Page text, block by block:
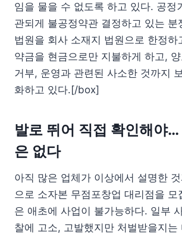
임을 물을 수 없도록 하고 있다. 공정
관되게 불공정약관 결정하고 있는 분
법원을 회사 소재지 법원으로 한정하
약금을 현금으로만 지불하게 하고,
거부, 운영과 관련된 사소한 것까지
화하고 있다.[/box]
발로 뛰어 직접 확인해야…
은 없다
아직 많은 업체가 이상에서 설명한
으로 소자본 무점포창업 대리점을 모
은 애초에 사업이 불가능하다. 일부
찰에 고소, 고발했지만 처벌받을지는